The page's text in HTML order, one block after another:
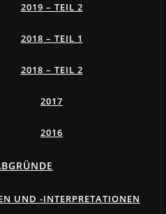
2019 – TEIL 2
2018 – TEIL 1
2018 – TEIL 2
2017
2016
UND -INTERPRETATIONEN